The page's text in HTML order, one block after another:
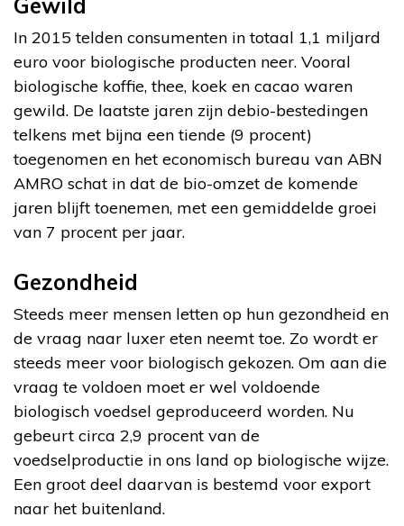
In 2015 telden consumenten in totaal 1,1 miljard
euro voor biologische producten neer. Vooral
biologische koffie, thee, koek en cacao waren
gewild. De laatste jaren zijn debio-bestedingen
telkens met bijna een tiende (9 procent)
toegenomen en het economisch bureau van ABN
AMRO schat in dat de bio-omzet de komende
jaren blijft toenemen, met een gemiddelde groei
van 7 procent per jaar.
Gezondheid
Steeds meer mensen letten op hun gezondheid en
de vraag naar luxer eten neemt toe. Zo wordt er
steeds meer voor biologisch gekozen. Om aan die
vraag te voldoen moet er wel voldoende
biologisch voedsel geproduceerd worden. Nu
gebeurt circa 2,9 procent van de
voedselproductie in ons land op biologische wijze.
Een groot deel daarvan is bestemd voor export
naar het buitenland.